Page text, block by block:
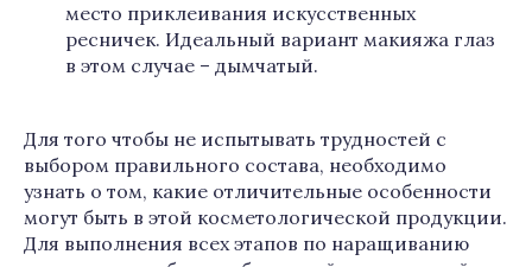
место приклеивания искусственных
ресничек. Идеальный вариант макияжа глаз
в этом случае – дымчатый.
Для того чтобы не испытывать трудностей с
выбором правильного состава, необходимо
узнать о том, какие отличительные особенности
могут быть в этой косметологической продукции.
Для выполнения всех этапов по наращиванию